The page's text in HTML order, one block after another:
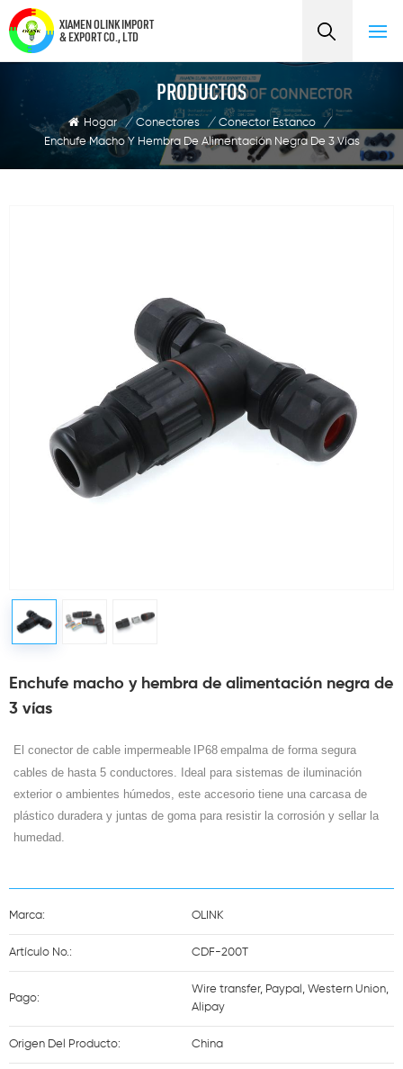
XIAMEN OLINK IMPORT
& EXPORT CO., LTD
PRODUCTOS
Hogar / Conectores / Conector Estanco
/
Enchufe Macho Y Hembra De Alimentación Negra De 3 Vías
Enchufe macho y hembra de alimentación negra de
3 vías
El conector de cable impermeable IP68 empalma de forma segura
cables de hasta 5 conductores. Ideal para sistemas de iluminación
exterior o ambientes húmedos, este accesorio tiene una carcasa de
plástico duradera y juntas de goma para resistir la corrosión y sellar la
humedad.
Marca: OLINK
Artículo No.: CDF-200T
Pago:
Wire transfer, Paypal, Western Union,
Alipay
Origen Del Producto: China